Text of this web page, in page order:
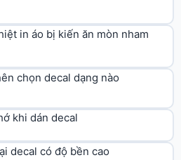
in áo bị kiến ăn mòn nham
chọn decal dạng nào
khi dán decal
decal có độ bền cao